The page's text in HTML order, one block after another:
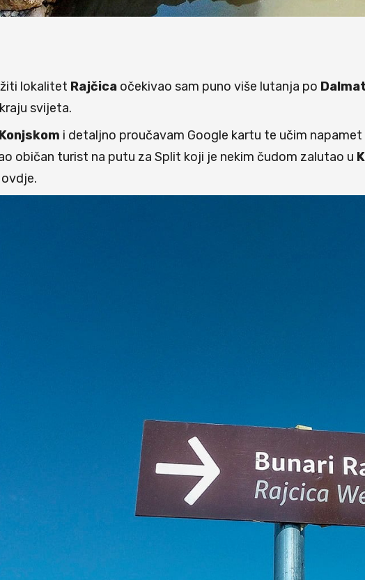
lokalitet Rajčica očekivao sam puno više lutanja po
svijeta.
Konjskom i detaljno proučavam Google kartu te učim
običan turist na putu za Split koji je nekim čudom zalutao u